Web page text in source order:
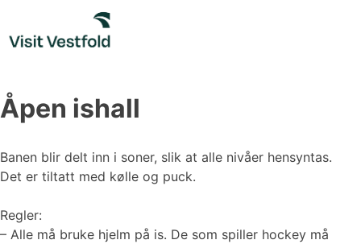
content
Åpen ishall
Banen blir delt inn i soner, slik at alle nivåer hensyntas.
Det er tiltatt med kølle og puck.
Regler:
– Alle må bruke hjelm på is. De som spiller hockey må